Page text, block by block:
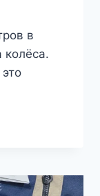
в
колёса.